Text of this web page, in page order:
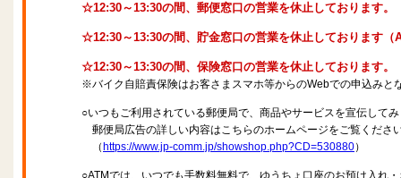
☆12:30～13:30の間、郵便窓口の営業を休止しております。
☆12:30～13:30の間、貯金窓口の営業を休止しております（
☆12:30～13:30の間、保険窓口の営業を休止しております。
※バイク自賠責保険はお客さまスマホ等からのWebでの申込みと
○いつもご利用されている郵便局で、商品やサービスを宣伝して
郵便局広告の詳しい内容はこちらのホームページをご覧くださ
（ https://www.jp-comm.jp/showshop.php?CD=530880）